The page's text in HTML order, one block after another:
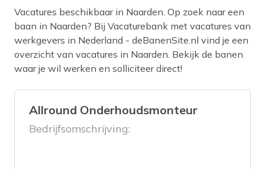
Vacatures beschikbaar in Naarden. Op zoek naar een
baan in Naarden? Bij Vacaturebank met vacatures van
werkgevers in Nederland - deBanenSite.nl vind je een
overzicht van vacatures in Naarden. Bekijk de banen
waar je wil werken en solliciteer direct!
Allround Onderhoudsmonteur
Bedrijfsomschrijving: